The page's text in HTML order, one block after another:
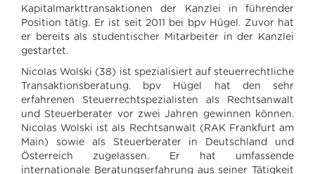
Kapitalmarkttransaktionen der Kanzlei in führender
Position tätig. Er ist seit 2011 bei bpv Hügel. Zuvor hat
er bereits als studentischer Mitarbeiter in der Kanzlei
gestartet.
Nicolas Wolski (38) ist spezialisiert auf steuerrechtliche
Transaktionsberatung. bpv Hügel hat den sehr
erfahrenen Steuerrechtspezialisten als Rechtsanwalt
und Steuerberater vor zwei Jahren gewinnen können.
Nicolas Wolski ist als Rechtsanwalt (RAK Frankfurt am
Main) sowie als Steuerberater in Deutschland und
Österreich zugelassen. Er hat umfassende
internationale Beratungserfahrung aus seiner Tätigkeit